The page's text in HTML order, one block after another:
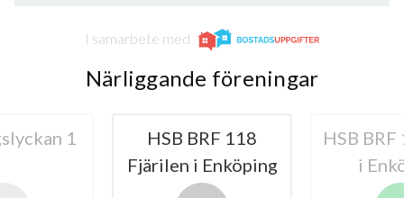
I samarbete med
Närliggande föreningar
1
HSB BRF 118
Fjärilen i Enköping
HSB
i